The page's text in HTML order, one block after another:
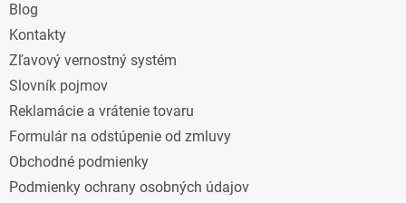
Blog
Kontakty
Zľavový vernostný systém
Slovník pojmov
Reklamácie a vrátenie tovaru
Formulár na odstúpenie od zmluvy
Obchodné podmienky
Podmienky ochrany osobných údajov